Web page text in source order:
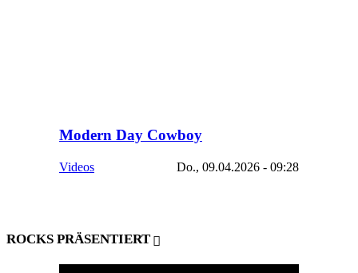
Modern Day Cowboy
Videos Do., 09.04.2026 - 09:28
ROCKS PRÄSENTIERT